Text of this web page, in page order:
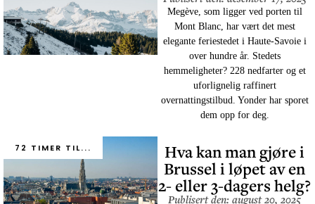
Megève, som ligger ved porten til
Mont Blanc, har vært det mest
elegante feriestedet i Haute-Savoie i
over hundre år. Stedets
hemmeligheter? 228 nedfarter og et
uforlignelig raffinert
overnattingstilbud. Yonder har sporet
dem opp for deg.
72 TIMER TIL... Hva kan man gjøre i
Brussel i løpet av en
2- eller 3-dagers helg?
Publisert den: august 20, 2025